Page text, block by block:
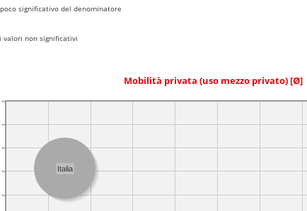
significativo del denominatore
valori non significativi
Mobilità privata (uso mezzo privato) [Ø]
Italia